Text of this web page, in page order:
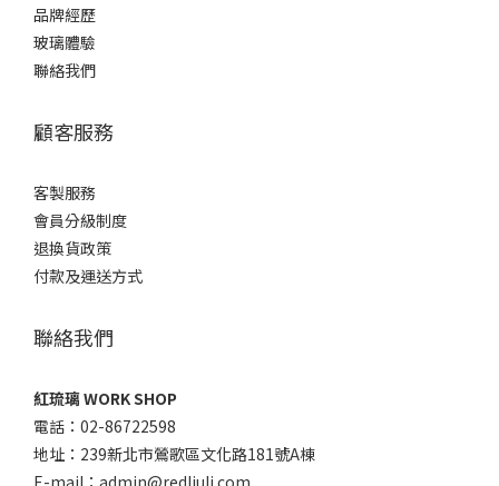
品牌經歷
玻璃體驗
聯絡我們
顧客服務
客製服務
會員分級制度
退換貨政策
付款及運送方式
聯絡我們
紅琉璃 WORK SHOP
電話：02-86722598
地址：239新北市鶯歌區文化路181號A棟